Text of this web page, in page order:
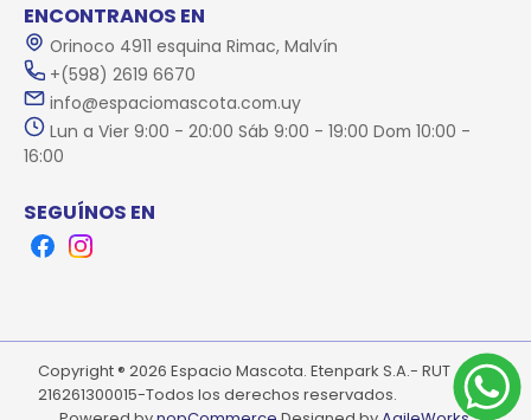
ENCONTRANOS EN
Orinoco 4911 esquina Rimac, Malvín
+(598) 2619 6670
info@espaciomascota.com.uy
Lun a Vier 9:00 - 20:00 Sáb 9:00 - 19:00 Dom 10:00 -
16:00
SEGUÍNOS EN
FacebookInstagram
Copyright ® 2026 Espacio Mascota. Etenpark S.A.- RUT
216261300015-Todos los derechos reservados.